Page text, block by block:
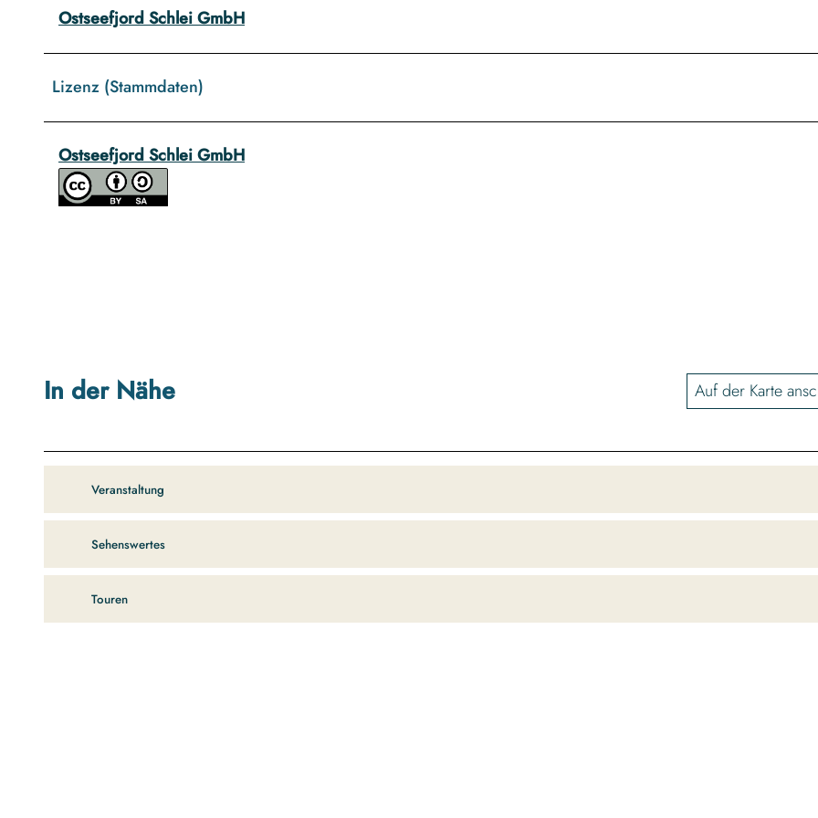
Ostseefjord Schlei GmbH
Lizenz (Stammdaten)
Ostseefjord Schlei GmbH
In der Nähe Auf der Karte
Veranstaltung
Sehenswertes
Touren